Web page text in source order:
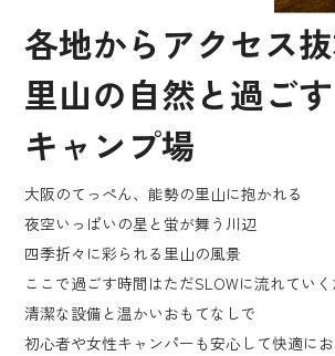
各地からアクセス
里山の自然と過ごす
キャンプ場
大阪のてっぺん、能勢の里山に抱かれる
夜空いっぱいの星と蛍が舞う川辺
四季折々に彩られる里山の風景
ここで過ごす時間はただSLOWに流れてい
清潔な設備と温かいおもてなしで
初心者や女性キャンパーも安心して快適に